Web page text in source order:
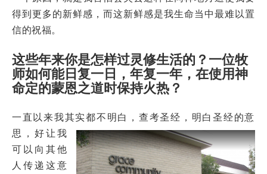
得到更多的新鲜感，而这新鲜感是我生命当中最难以置
信的祝福。
这些年来你是怎样过灵修生活的？一位牧
师如何能日复一日，年复一年，在使用神
命定的蒙恩之道时保持火热？
一直以来我其实都不明白 ，查考圣经，明白圣经的意
思，好让我
可以向其他
人传递这意